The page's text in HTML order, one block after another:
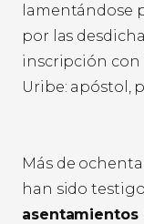
lamentándose
por las
inscripción con
Uribe: apóstol,
Más de
han sido